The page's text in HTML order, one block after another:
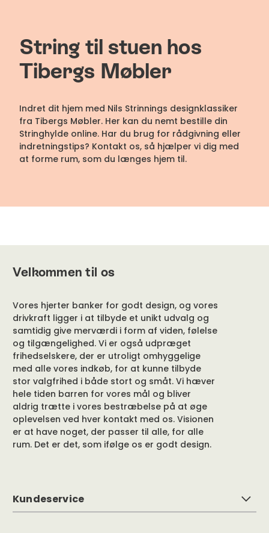
String til stuen hos
Tibergs Møbler
Indret dit hjem med Nils Strinnings designklassiker
fra Tibergs Møbler. Her kan du nemt bestille din
Stringhylde online. Har du brug for rådgivning eller
indretningstips? Kontakt os, så hjælper vi dig med
at forme rum, som du længes hjem til.
Velkommen til os
Vores hjerter banker for godt design, og vores
drivkraft ligger i at tilbyde et unikt udvalg og
samtidig give merværdi i form af viden, følelse
og tilgængelighed. Vi er også udpræget
frihedselskere, der er utroligt omhyggelige
med alle vores indkøb, for at kunne tilbyde
stor valgfrihed i både stort og småt. Vi hæver
hele tiden barren for vores mål og bliver
aldrig trætte i vores bestræbelse på at øge
oplevelsen ved hver kontakt med os. Visionen
er at have noget, der passer til alle, for alle
rum. Det er det, som ifølge os er godt design.
Kundeservice